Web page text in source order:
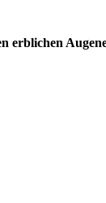
erblichen